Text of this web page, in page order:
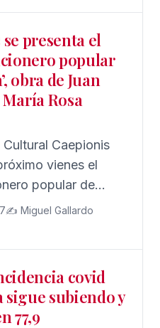
presenta el
popular
obra de Juan
Rosa
Caepionis
vienes el
popular de
✍️ Miguel Gallardo
covid
sigue subiendo y
77,9